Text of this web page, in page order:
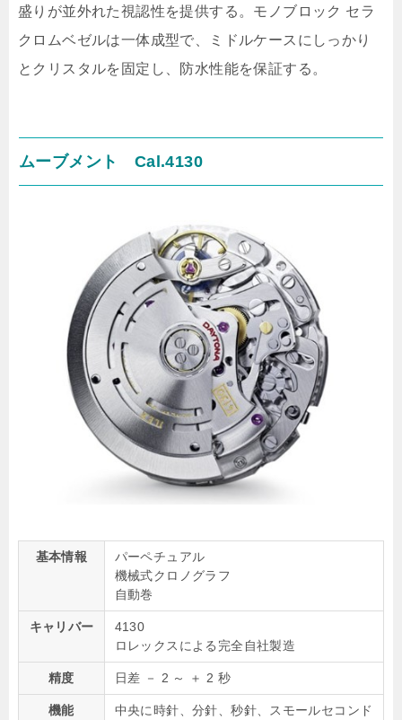
盛りが並外れた視認性を提供する。モノブロック セラ
クロムベゼルは一体成型で、ミドルケースにしっかり
とクリスタルを固定し、防水性能を保証する。
ムーブメント Cal.4130
基本情報
パーペチュアル
機械式クロノグラフ
自動巻
キャリバー
4130
ロレックスによる完全自社製造
精度 日差 － 2 ～ ＋ 2 秒
機能
中央に時針、分針、秒針、スモールセコンド